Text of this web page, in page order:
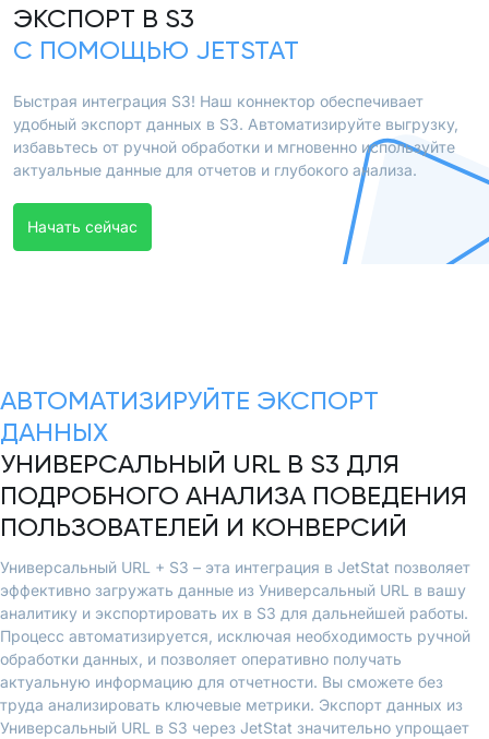
ЭКСПОРТ В S3
С ПОМОЩЬЮ JETSTAT
Быстрая интеграция S3! Наш коннектор обеспечивает
удобный экспорт данных в S3. Автоматизируйте выгрузку,
избавьтесь от ручной обработки и мгновенно используйте
актуальные данные для отчетов и глубокого анализа.
Начать сейчас
АВТОМАТИЗИРУЙТЕ ЭКСПОРТ
ДАННЫХ
УНИВЕРСАЛЬНЫЙ URL В S3 ДЛЯ
ПОДРОБНОГО АНАЛИЗА ПОВЕДЕНИЯ
ПОЛЬЗОВАТЕЛЕЙ И КОНВЕРСИЙ
Универсальный URL + S3 – эта интеграция в JetStat позволяет
эффективно загружать данные из Универсальный URL в вашу
аналитику и экспортировать их в S3 для дальнейшей работы.
Процесс автоматизируется, исключая необходимость ручной
обработки данных, и позволяет оперативно получать
актуальную информацию для отчетности. Вы сможете без
труда анализировать ключевые метрики. Экспорт данных из
Универсальный URL в S3 через JetStat значительно упрощает